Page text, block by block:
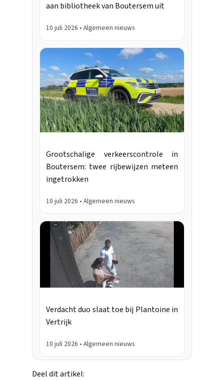
aan bibliotheek van Boutersem uit
10 juli 2026 • Algemeen nieuws
Grootschalige verkeerscontrole in
Boutersem: twee rijbewijzen meteen
ingetrokken
10 juli 2026 • Algemeen nieuws
Verdacht duo slaat toe bij Plantoine in
Vertrijk
10 juli 2026 • Algemeen nieuws
Deel dit artikel: